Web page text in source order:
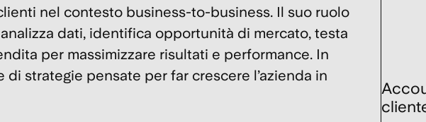
nel contesto business-to-business. Il suo ruolo
dati, identifica opportunità di mercato, testa
per massimizzare risultati e performance. In
di strategie pensate per far crescere l’azienda in